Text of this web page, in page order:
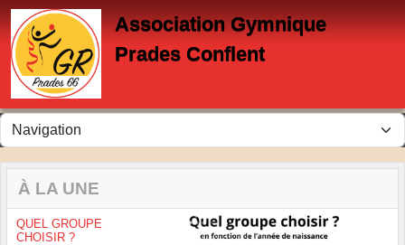
Association Gymnique
Prades Conflent
À LA UNE
QUEL GROUPE
CHOISIR ?
Panneau de gestion des cookies